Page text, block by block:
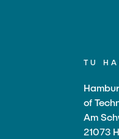
TU
of
Am
21073